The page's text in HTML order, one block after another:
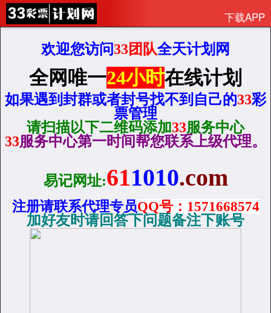
下载APP
欢迎您访问33团队全天计划网
全网唯一24小时在线计划
如果遇到封群或者封号找不到自己的33彩
票管理
请扫描以下二维码添加33服务中心
33服务中心第一时间帮您联系上级代理。
易记网址:611010.com
注册请联系代理专员QQ号：1571668574
加好友时请回答下问题备注下账号